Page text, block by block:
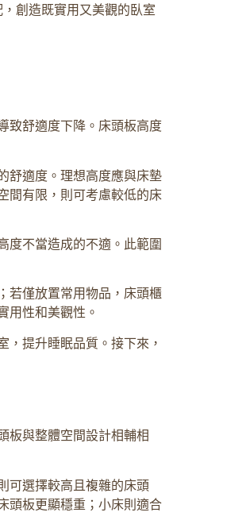
創造既實用又美觀的臥室
致舒適度下降。床頭板高度
舒適度。理想高度應與床墊
間有限，則可考慮較低的床
度不當造成的不適。此範圍
若僅放置常用物品，床頭櫃
用性和美觀性。
提升睡眠品質。接下來，
板與整體空間設計相輔相
可選擇較高且複雜的床頭
頭板更顯穩重；小床則適合